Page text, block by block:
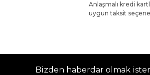
Anlaşmalı kredi
uygun taksit
Bizden haberdar olmak